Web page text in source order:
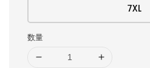
7XL
数量